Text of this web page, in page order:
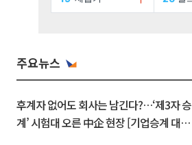
주요뉴스
후계자 없어도 회사는 남긴다?…‘제3자 승
계’ 시험대 오른 中企 현장 [기업승계 대전